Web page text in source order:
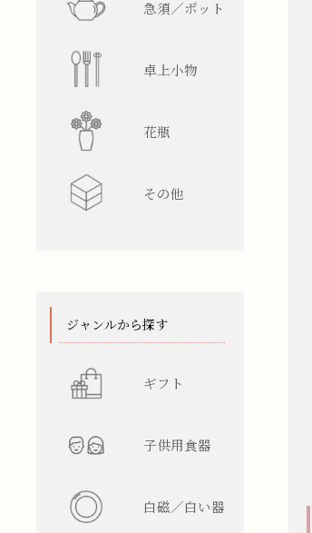
急須／ポット
卓上小物
花瓶
その他
ジャンルから探す
ギフト
子供用食器
白磁／白い器